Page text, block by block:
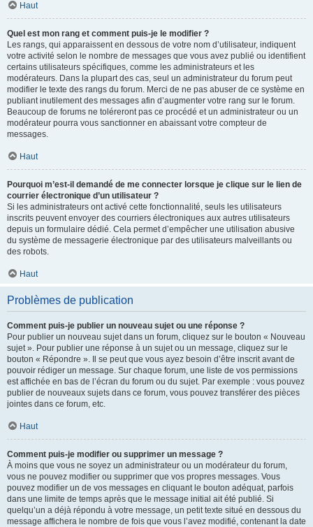
Haut
Quel est mon rang et comment puis-je le modifier ?
Les rangs, qui apparaissent en dessous de votre nom d’utilisateur, indiquent
votre activité selon le nombre de messages que vous avez publié ou identifient
certains utilisateurs spécifiques, comme les administrateurs et les
modérateurs. Dans la plupart des cas, seul un administrateur du forum peut
modifier le texte des rangs du forum. Merci de ne pas abuser de ce système en
publiant inutilement des messages afin d’augmenter votre rang sur le forum.
Beaucoup de forums ne toléreront pas ce procédé et un administrateur ou un
modérateur pourra vous sanctionner en abaissant votre compteur de
messages.
Haut
Pourquoi m’est-il demandé de me connecter lorsque je clique sur le lien de
courrier électronique d’un utilisateur ?
Si les administrateurs ont activé cette fonctionnalité, seuls les utilisateurs
inscrits peuvent envoyer des courriers électroniques aux autres utilisateurs
depuis un formulaire dédié. Cela permet d’empêcher une utilisation abusive
du système de messagerie électronique par des utilisateurs malveillants ou
des robots.
Haut
Problèmes de publication
Comment puis-je publier un nouveau sujet ou une réponse ?
Pour publier un nouveau sujet dans un forum, cliquez sur le bouton « Nouveau
sujet ». Pour publier une réponse à un sujet ou un message, cliquez sur le
bouton « Répondre ». Il se peut que vous ayez besoin d’être inscrit avant de
pouvoir rédiger un message. Sur chaque forum, une liste de vos permissions
est affichée en bas de l’écran du forum ou du sujet. Par exemple : vous pouvez
publier de nouveaux sujets dans ce forum, vous pouvez transférer des pièces
jointes dans ce forum, etc.
Haut
Comment puis-je modifier ou supprimer un message ?
À moins que vous ne soyez un administrateur ou un modérateur du forum,
vous ne pouvez modifier ou supprimer que vos propres messages. Vous
pouvez modifier un de vos messages en cliquant le bouton adéquat, parfois
dans une limite de temps après que le message initial ait été publié. Si
quelqu’un a déjà répondu à votre message, un petit texte situé en dessous du
message affichera le nombre de fois que vous l’avez modifié, contenant la date